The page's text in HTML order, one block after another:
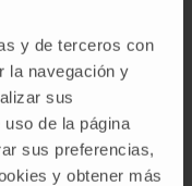
y de terceros con
la navegación y
sus
de la página
sus preferencias,
y obtener más
a los de
hematológico,
umbral de
sin
a títulos